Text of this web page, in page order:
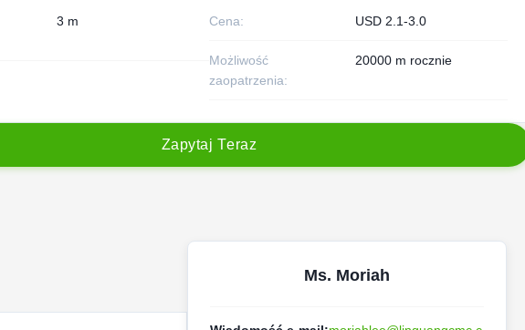
3 m Cena: USD 2.1-3.0
Możliwość
zaopatrzenia:
20000 m rocznie
Zapytaj Teraz
Ms. Moriah